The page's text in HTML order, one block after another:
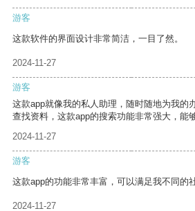
游客
这款软件的界面设计非常简洁，一目了然。
2024-11-27
游客
这款app就像我的私人助理，随时随地为我的
查找资料，这款app的搜索功能非常强大，能
2024-11-27
游客
这款app的功能非常丰富，可以满足我不同的
2024-11-27